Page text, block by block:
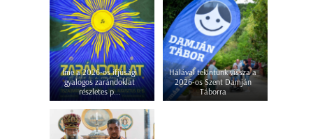
Íme a 2026-os ifjúsági
gyalogos zarándoklat
részletes p...
Hálával tekintünk vissza a
2026-os Szent Damján
Táborra